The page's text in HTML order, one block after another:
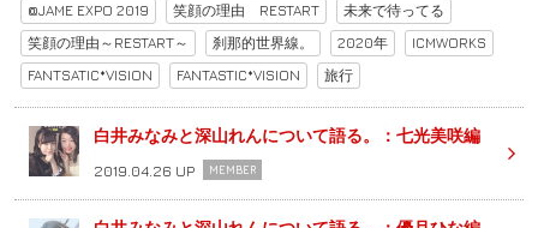
@JAME EXPO 2019
笑顔の理由 RESTART
未来で待ってる
笑顔の理由～RESTART～
刹那的世界線。 2020年
ICMWORKS
FANTSATIC*VISION
FANTASTIC*VISION 旅行
白井みなみと深山れんについて語る。：七光美咲編
2019.04.26 UP MEMBER